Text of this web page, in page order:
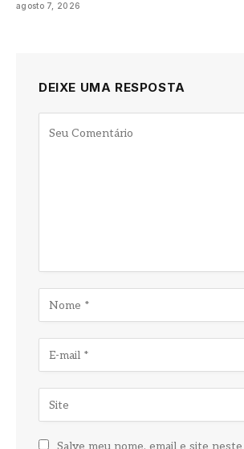
agosto 7, 2026
DEIXE UMA RESPOSTA